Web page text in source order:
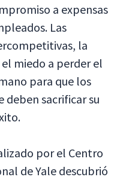
a expensas
Las
la
miedo a perder el
para que los
deben sacrificar su
por el Centro
de Yale descubrió